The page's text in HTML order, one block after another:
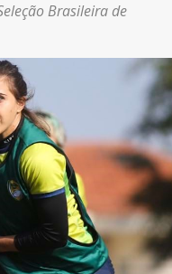
Brasileira de